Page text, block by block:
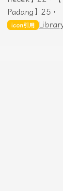
Padang】25，
icon引用